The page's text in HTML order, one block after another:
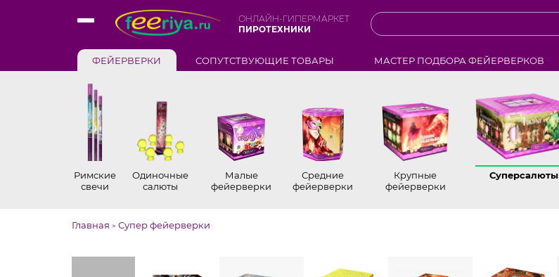
ОНЛАЙН-ГИПЕРМАРКЕТ
ПИРОТЕХНИКИ
ФЕЙЕРВЕРКИ СОПУТСТВУЮЩИЕ ТОВАРЫ МАСТЕР ПОДБОРА ФЕЙЕРВЕРКОВ
Римские
свечи
Одиночные
салюты
Малые
фейерверки
Средние
фейерверки
Крупные
фейерверки
Суперсалюты
Главная > Супер фейерверки